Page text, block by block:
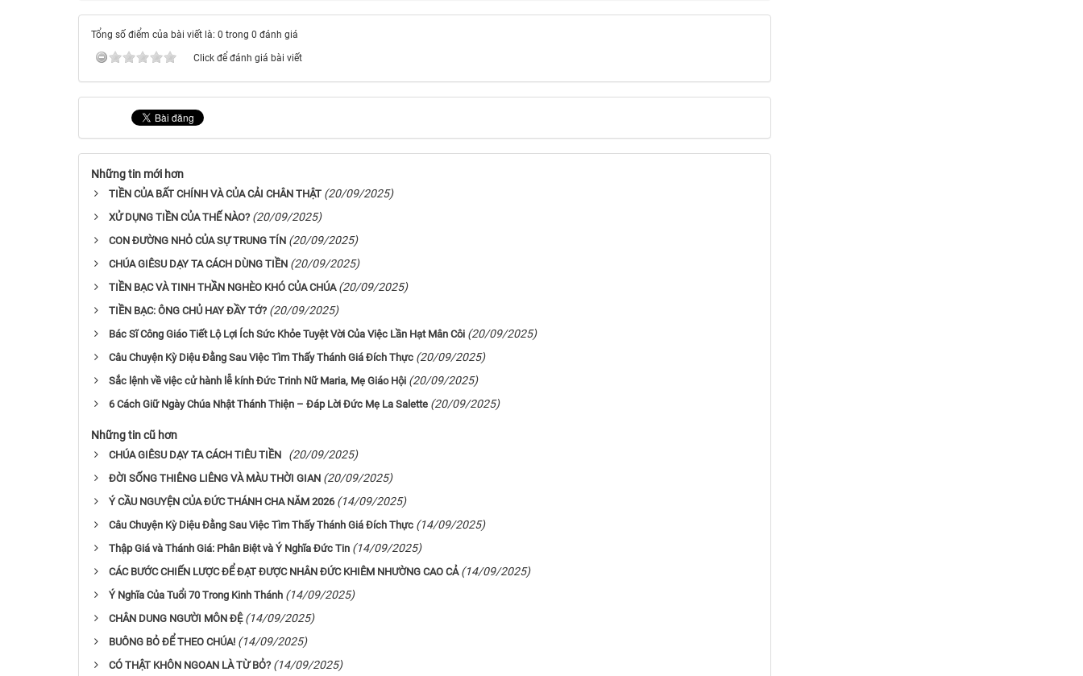
Tổng số điểm của bài viết là: 0 trong 0 đánh giá
Click để đánh giá bài viết
Những tin mới hơn
TIỀN CỦA BẤT CHÍNH VÀ CỦA CẢI CHÂN THẬT (20/09/2025)
XỬ DỤNG TIỀN CỦA THẾ NÀO? (20/09/2025)
CON ĐƯỜNG NHỎ CỦA SỰ TRUNG TÍN (20/09/2025)
CHÚA GIÊSU DẠY TA CÁCH DÙNG TIỀN (20/09/2025)
TIỀN BẠC VÀ TINH THẦN NGHÈO KHÓ CỦA CHÚA (20/09/2025)
TIỀN BẠC: ÔNG CHỦ HAY ĐẦY TỚ? (20/09/2025)
Bác Sĩ Công Giáo Tiết Lộ Lợi Ích Sức Khỏe Tuyệt Vời Của Việc Lần Hạt Mân Côi (20/09/2025)
Câu Chuyện Kỳ Diệu Đằng Sau Việc Tìm Thấy Thánh Giá Đích Thực (20/09/2025)
Sắc lệnh về việc cử hành lễ kính Đức Trinh Nữ Maria, Mẹ Giáo Hội (20/09/2025)
6 Cách Giữ Ngày Chúa Nhật Thánh Thiện – Đáp Lời Đức Mẹ La Salette (20/09/2025)
Những tin cũ hơn
CHÚA GIÊSU DẠY TA CÁCH TIÊU TIỀN (20/09/2025)
ĐỜI SỐNG THIÊNG LIÊNG VÀ MÀU THỜI GIAN (20/09/2025)
Ý CẦU NGUYỆN CỦA ĐỨC THÁNH CHA NĂM 2026 (14/09/2025)
Câu Chuyện Kỳ Diệu Đằng Sau Việc Tìm Thấy Thánh Giá Đích Thực (14/09/2025)
Thập Giá và Thánh Giá: Phân Biệt và Ý Nghĩa Đức Tin (14/09/2025)
CÁC BƯỚC CHIẾN LƯỢC ĐỂ ĐẠT ĐƯỢC NHÂN ĐỨC KHIÊM NHƯỜNG CAO CẢ (14/09/2025)
Ý Nghĩa Của Tuổi 70 Trong Kinh Thánh (14/09/2025)
CHÂN DUNG NGƯỜI MÔN ĐỆ (14/09/2025)
BUÔNG BỎ ĐỂ THEO CHÚA! (14/09/2025)
CÓ THẬT KHÔN NGOAN LÀ TỪ BỎ? (14/09/2025)